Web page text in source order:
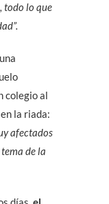
todo lo que
colegio al
la riada:
afectados
de la